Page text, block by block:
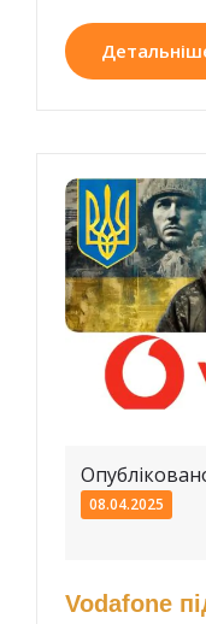
08.04.2025
Vodafone